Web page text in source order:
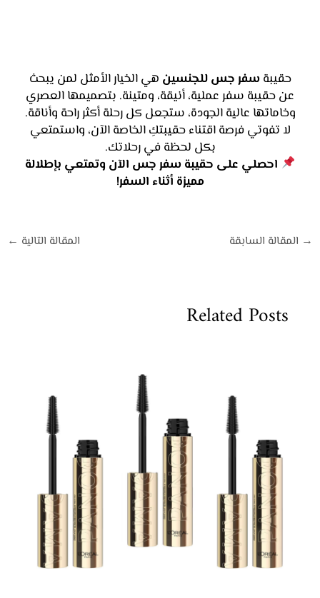
حقيبةسفر جس للجنسين هي الخيار الأمثل لمن يبحث
عن حقيبة سفر عملية، أنيقة، ومتينة. بتصميمها العصري
وخاماتها عالية الجودة، ستجعل كل رحلة أكثر راحة وأناقة.
لا تفوتي فرصة اقتناء حقيبتكِ الخاصة الآن، واستمتعي
بكل لحظة في رحلاتك.
احصلي على حقيبة سفر جس الآن وتمتعي بإطلالة
مميزة أثناء السفر!
→ المقالة السابقة المقالة التالية ←
Related Posts